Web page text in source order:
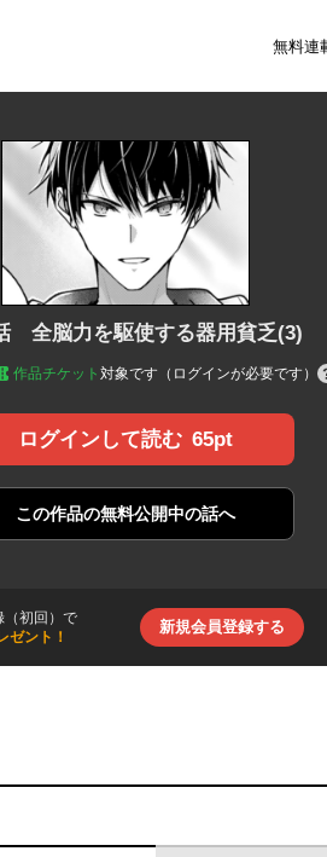
無料連
全脳力を駆使する器用貧乏(3)
作品チケット 対象です（ログインが必要です）
ログインして読む 65pt
この作品の無料公開中の話へ
（初回）で
ゼント！
新規会員登録する